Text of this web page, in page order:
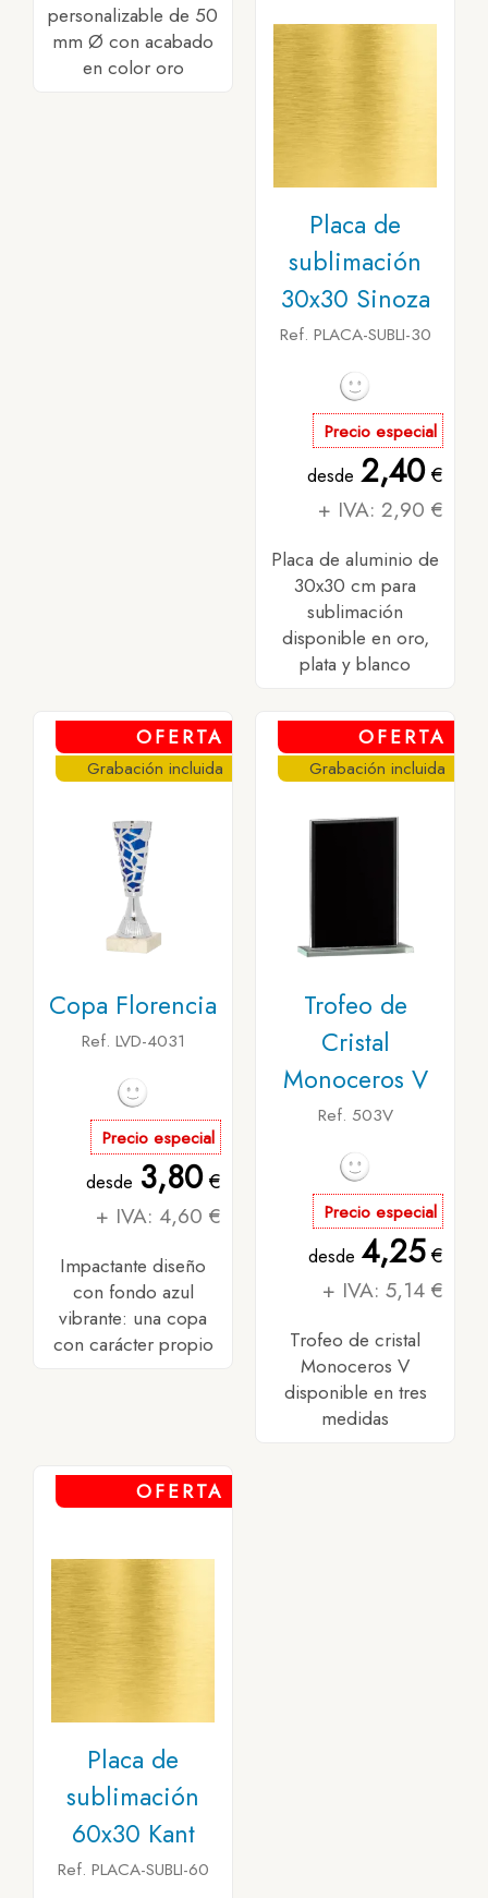
personalizable de 50
mm Ø con acabado
en color oro
Placa de
sublimación
30x30 Sinoza
Ref. PLACA-SUBLI-30
Precio especial
desde 2,40€
+ IVA: 2,90 €
Placa de aluminio de
30x30 cm para
sublimación
disponible en oro,
plata y blanco
OFERTA
Grabación incluida
Copa Florencia
Ref. LVD-4031
Precio especial
desde 3,80€
+ IVA: 4,60 €
Impactante diseño
con fondo azul
vibrante: una copa
con carácter propio
OFERTA
Grabación incluida
Trofeo de
Cristal
Monoceros V
Ref. 503V
Precio especial
desde 4,25€
+ IVA: 5,14 €
Trofeo de cristal
Monoceros V
disponible en tres
medidas
OFERTA
Placa de
sublimación
60x30 Kant
Ref. PLACA-SUBLI-60